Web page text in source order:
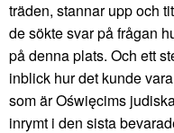
träden, stannar upp och
de sökte svar på frågan
på denna plats. Och ett
inblick hur det kunde
som är Oświęcims
inrymt i den sista